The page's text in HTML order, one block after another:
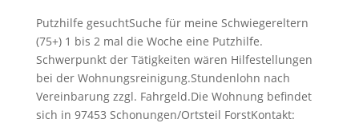
Putzhilfe gesuchtSuche für meine Schwiegereltern
(75+) 1 bis 2 mal die Woche eine Putzhilfe.
Schwerpunkt der Tätigkeiten wären Hilfestellungen
bei der Wohnungsreinigung.Stundenlohn nach
Vereinbarung zzgl. Fahrgeld.Die Wohnung befindet
sich in 97453 Schonungen/Ortsteil ForstKontakt: